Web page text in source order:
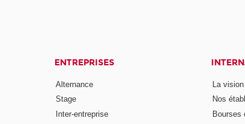
ENTREPRISES
Alternance
Stage
Inter-entreprise
La
Nos
Bourses